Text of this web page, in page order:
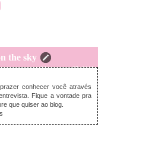
the sky
sexta-feira, março 25, 2016
conhecer você através
Fique a vontade pra
que quiser ao blog.